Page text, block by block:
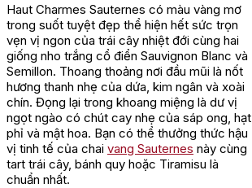
Haut Charmes Sauternes có màu vàng mơ
trong suốt tuyệt đẹp thể hiện hết sức trọn
vẹn vị ngon của trái cây nhiệt đới cùng hai
giống nho trắng cổ điển Sauvignon Blanc và
Semillon. Thoang thoảng nơi đầu mũi là nốt
hương thanh nhẹ của dứa, kim ngân và xoài
chín. Đọng lại trong khoang miệng là dư vị
ngọt ngào có chút cay nhẹ của sáp ong, hạt
phỉ và mật hoa. Bạn có thể thưởng thức hậu
vị tinh tế của chai vang Sauternes này cùng
tart trái cây, bánh quy hoặc Tiramisu là
chuẩn nhất.